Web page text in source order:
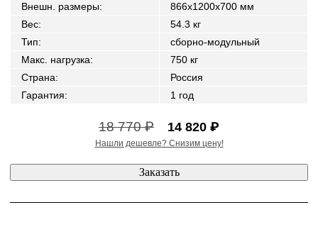
Внешн. размеры:
866x1200x700 мм
Вес:
54.3 кг
Тип:
сборно-модульный
Макс. нагрузка:
750 кг
Страна:
Россия
Гарантия: 1 год
18 770 ₽ 14 820 ₽
Нашли дешевле? Снизим цену!